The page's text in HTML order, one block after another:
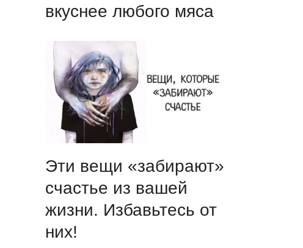
вкуснее любого мяса
Эти вещи «забирают»
счастье из вашей
жизни. Избавьтесь от
них!